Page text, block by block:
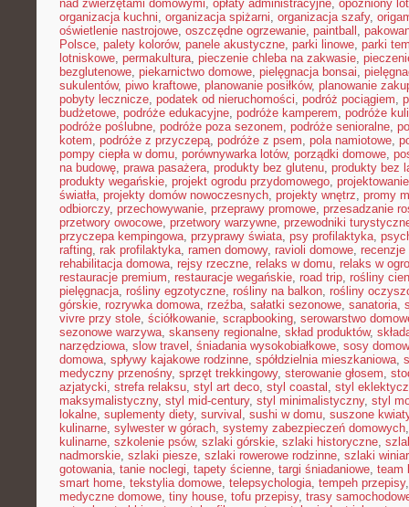
nad zwierzętami domowymi, opłaty administracyjne, opóźniony lot
organizacja kuchni, organizacja spiżarni, organizacja szafy,
oświetlenie nastrojowe, oszczędne ogrzewanie, paintball ,
Polsce, palety kolorów, panele akustyczne, parki linowe, parki
lotniskowe, permakultura, pieczenie chleba na zakwasie,
bezglutenowe, piekarnictwo domowe, pielęgnacja bonsai,
sukulentów, piwo kraftowe, planowanie posiłków, planowanie
pobyty lecznicze, podatek od nieruchomości, podróż pociągiem,
budżetowe, podróże edukacyjne, podróże kamperem, podróże
podróże poślubne, podróże poza sezonem, podróże senioralne,
kotem, podróże z przyczepą, podróże z psem, pola namiotowe,
pompy ciepła w domu, porównywarka lotów, porządki domowe,
na budowę, prawa pasażera, produkty bez glutenu, produkty bez
produkty wegańskie, projekt ogrodu przydomowego,
światła, projekty domów nowoczesnych, projekty wnętrz, promy
odbiorczy, przechowywanie, przeprawy promowe, przesadzanie
przetwory owocowe, przetwory warzywne, przewodniki
przyczepa kempingowa, przyprawy świata, psy profilaktyka,
rafting, rak profilaktyka, ramen domowy, ravioli domowe, recenzje
rehabilitacja domowa, rejsy rzeczne, relaks w domu, relaks w
restauracje premium, restauracje wegańskie, road trip, rośliny
pielęgnacja, rośliny egzotyczne, rośliny na balkon, rośliny
górskie, rozrywka domowa, rzeźba, sałatki sezonowe, sanatoria,
vivre przy stole, ściółkowanie, scrapbooking, serowarstwo
sezonowe warzywa, skanseny regionalne, skład produktów,
narzędziowa, slow travel , śniadania wysokobiałkowe, sosy
domowa, spływy kajakowe rodzinne, spółdzielnia mieszkaniowa,
medyczny przenośny, sprzęt trekkingowy, sterowanie głosem,
azjatycki, strefa relaksu, styl art deco, styl coastal , styl
maksymalistyczny, styl mid-century, styl minimalistyczny, styl
lokalne, suplementy diety, survival , sushi w domu, suszone
kulinarne, sylwester w górach, systemy zabezpieczeń domowych
kulinarne, szkolenie psów, szlaki górskie, szlaki historyczne,
nadmorskie, szlaki piesze, szlaki rowerowe rodzinne, szlaki
gotowania, tanie noclegi, tapety ścienne, targi śniadaniowe, team
smart home, tekstylia domowe, telepsychologia, tempeh przepisy
medyczne domowe, tiny house, tofu przepisy, trasy